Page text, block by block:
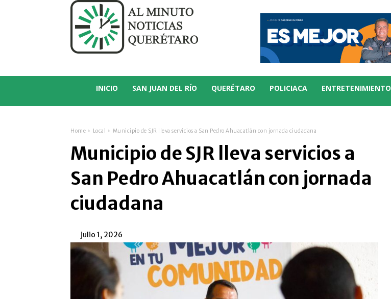
INICIO SAN JUAN DEL RÍO QUERÉTARO POLICIACA ENTRETENIMIENTO
Home Local Municipio de SJR lleva servicios a San Pedro Ahuacatlán con jornada ciudadana
Municipio de SJR lleva servicios a
San Pedro Ahuacatlán con jornada
ciudadana
julio 1, 2026